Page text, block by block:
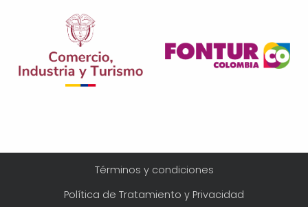
Términos y condiciones
Política de Tratamiento y Privacidad